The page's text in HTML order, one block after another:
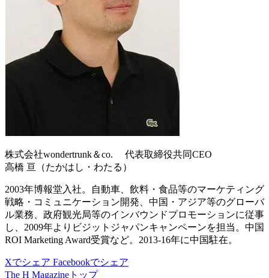
株式会社wondertrunk＆co. 代表取締役共同CEO
高橋 亘（たかはし・わたる）
2003年博報堂入社。自動車、飲料・食品等のマーケティング
戦略・コミュニケーション開発、中国・アジア等のグローバ
ル業務、政府観光局等のインバウンドプロモーションに従事
し、2009年よりビジットジャパンキャンペーンを担当。中国
ROI Marketing Award受賞など。2013-16年に中国駐在。
Xでシェア Facebookでシェア
The H Magazineトップ